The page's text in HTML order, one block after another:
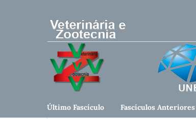
Último Fascículo Fascículos Anteriores